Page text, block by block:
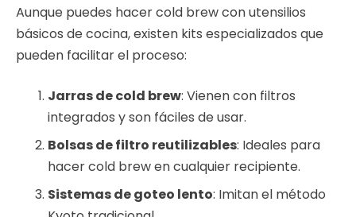
Aunque puedes hacer cold brew con utensilios
básicos de cocina, existen kits especializados que
pueden facilitar el proceso:
Jarras de cold brew: Vienen con filtros
integrados y son fáciles de usar.
Bolsas de filtro reutilizables: Ideales para
hacer cold brew en cualquier recipiente.
Sistemas de goteo lento: Imitan el método